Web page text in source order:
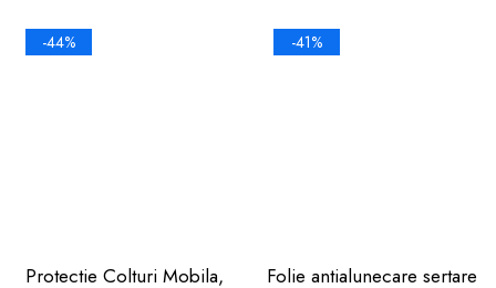
-44%
Protectie Colturi Mobila,
-41%
Folie antialunecare sertare